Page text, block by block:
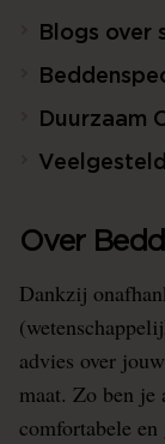
Blogs over
Duurzaam
Over
Dankzij
advies over
maat. Zo ben je
comfortabele en